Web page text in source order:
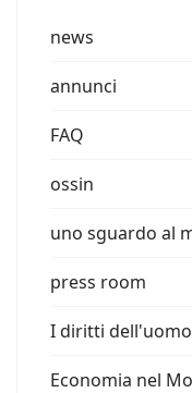
news
annunci
FAQ
ossin
uno sguardo al
press room
I diritti dell'uomo
Economia nel